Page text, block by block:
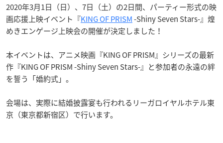
2020年3月1日（日）、7日（土）の2日間、パーティー形式の映
画応援上映イベント『KING OF PRISM-Shiny Seven Stars-』煌
めきエンゲージ上映会の開催が決定しました！
本イベントは、アニメ映画『KING OF PRISM』シリーズの最新
作『KING OF PRISM -Shiny Seven Stars-』と参加者の永遠の絆
を誓う「婚約式」。
会場は、実際に結婚披露宴も行われるリーガロイヤルホテル東
京（東京都新宿区）で行います。